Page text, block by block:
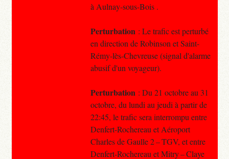
à Aulnay-sous-Bois .
Perturbation : Le trafic est perturbé
en direction de Robinson et Saint-
Rémy-lès-Chevreuse (signal d'alarme
abusif d'un voyageur).
Perturbation : Du 21 octobre au 31
octobre, du lundi au jeudi à partir de
22:45, le trafic sera interrompu entre
Denfert-Rochereau et Aéroport
Charles de Gaulle 2 – TGV, et entre
Denfert-Rochereau et Mitry – Claye